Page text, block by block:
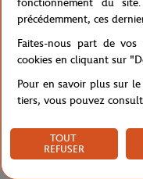
Livraison et
fonctionnement du
précédemment, ces
Faites-nous part de vos
cookies en cliquant sur
Pour en savoir plus sur
tiers, vous pouvez
TOUT
REFUSER